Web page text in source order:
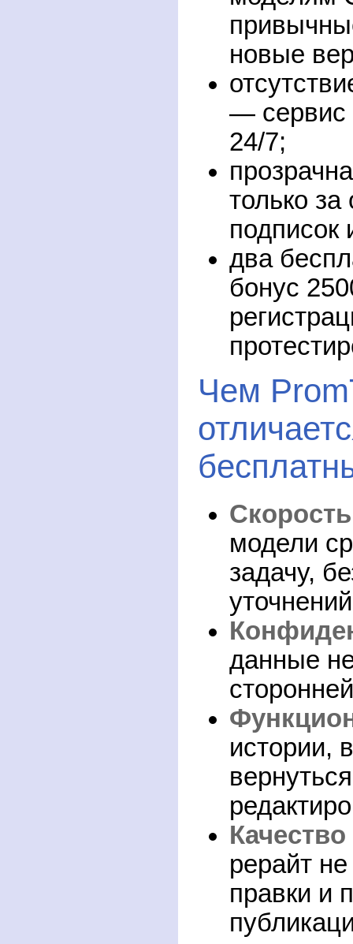
новые
— сервис
24/7;
только за
подписок
два
бонус
Чем
Скорость
модели
задачу,
данные
истории,
Качество
рерайт
правки и